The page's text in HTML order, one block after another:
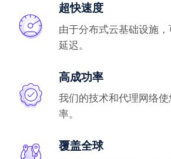
超快速度
由于分布式云基础设施
延迟。
高成功率
我们的技术和代理网络
率。
覆盖全球